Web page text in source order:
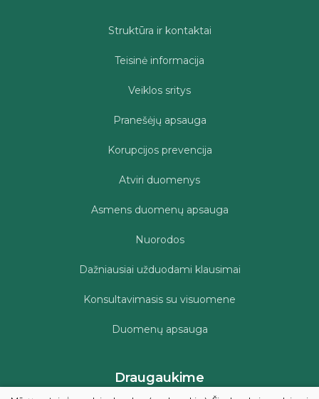
Struktūra ir kontaktai
Teisinė informacija
Veiklos sritys
Pranešėjų apsauga
Korupcijos prevencija
Atviri duomenys
Asmens duomenų apsauga
Nuorodos
Dažniausiai užduodami klausimai
Konsultavimasis su visuomene
Duomenų apsauga
Draugaukime